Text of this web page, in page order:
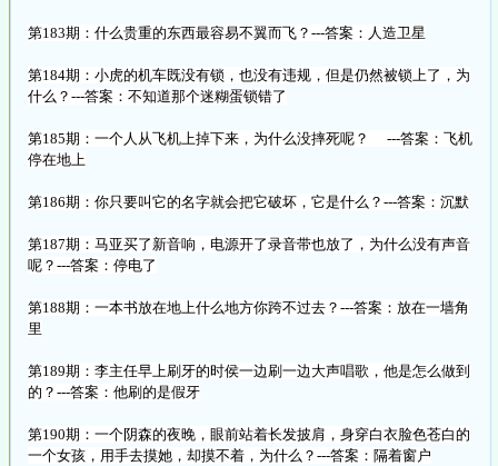
第183期：什么贵重的东西最容易不翼而飞？---答案：人造卫星
第184期：小虎的机车既没有锁，也没有违规，但是仍然被锁上了，为
什么？---答案：不知道那个迷糊蛋锁错了
第185期：一个人从飞机上掉下来，为什么没摔死呢？ ---答案：飞机
停在地上
第186期：你只要叫它的名字就会把它破坏，它是什么？---答案：沉默
第187期：马亚买了新音响，电源开了录音带也放了，为什么没有声音
呢？---答案：停电了
第188期：一本书放在地上什么地方你跨不过去？---答案：放在一墙角
里
第189期：李主任早上刷牙的时侯一边刷一边大声唱歌，他是怎么做到
的？---答案：他刷的是假牙
第190期：一个阴森的夜晚，眼前站着长发披肩，身穿白衣脸色苍白的
一个女孩，用手去摸她，却摸不着，为什么？---答案：隔着窗户